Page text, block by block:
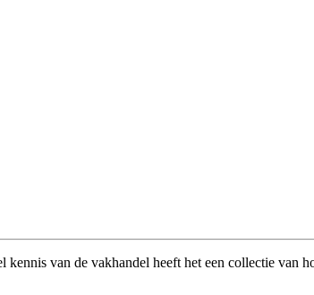
van de vakhandel heeft het een collectie van